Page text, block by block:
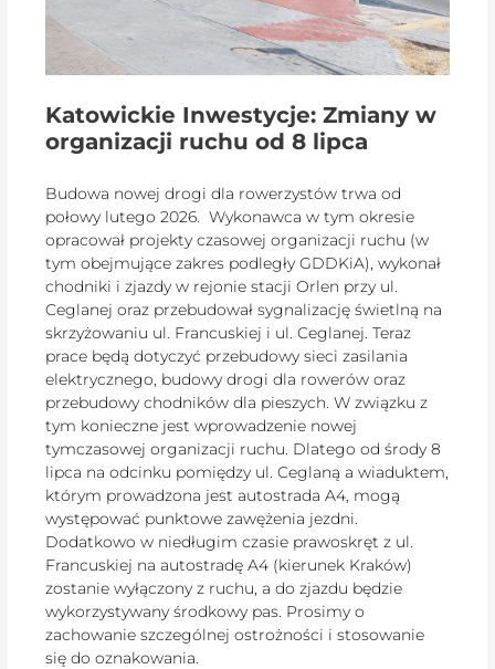
Katowickie Inwestycje: Zmiany w
organizacji ruchu od 8 lipca
Budowa nowej drogi dla rowerzystów trwa od
połowy lutego 2026. Wykonawca w tym okresie
opracował projekty czasowej organizacji ruchu (w
tym obejmujące zakres podległy GDDKiA), wykonał
chodniki i zjazdy w rejonie stacji Orlen przy ul.
Ceglanej oraz przebudował sygnalizację świetlną na
skrzyżowaniu ul. Francuskiej i ul. Ceglanej. Teraz
prace będą dotyczyć przebudowy sieci zasilania
elektrycznego, budowy drogi dla rowerów oraz
przebudowy chodników dla pieszych. W związku z
tym konieczne jest wprowadzenie nowej
tymczasowej organizacji ruchu. Dlatego od środy 8
lipca na odcinku pomiędzy ul. Ceglaną a wiaduktem,
którym prowadzona jest autostrada A4, mogą
występować punktowe zawężenia jezdni.
Dodatkowo w niedługim czasie prawoskręt z ul.
Francuskiej na autostradę A4 (kierunek Kraków)
zostanie wyłączony z ruchu, a do zjazdu będzie
wykorzystywany środkowy pas. Prosimy o
zachowanie szczególnej ostrożności i stosowanie
się do oznakowania.